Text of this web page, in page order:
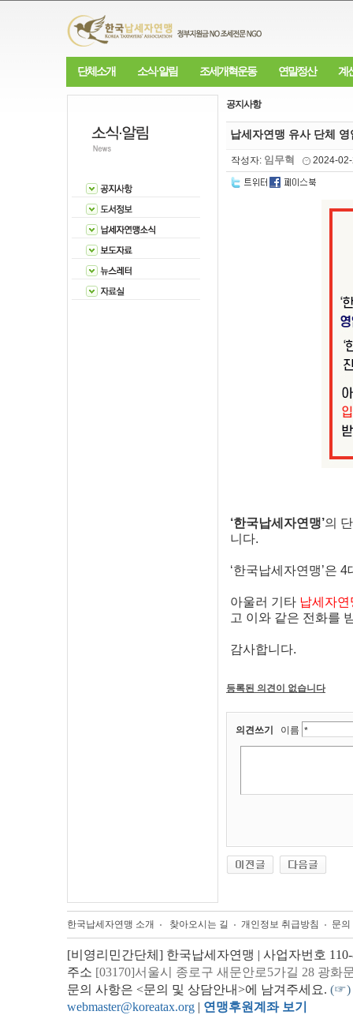
단체소개 소식·알림 조세개혁운동 연말정산 계
공지사항
납세자연맹 유사 단체
작성자: 임무혁 2024-
‘한국납세자연맹’의
니다.
‘한국납세자연맹’은
아울러 기타 납세자
고 이와 같은 전화를
감사합니다.
등록된 의견이 없습니다
의견쓰기 이름
한국납세자연맹 소개 찾아오시는 길 개인정보 취급방침 문
[비영리민간단체] 한국납세자연맹 | 사업자번호
주소 [03170]서울시 종로구 새문안로5가길 28 광화
문의 사항은 <문의 및 상담안내>에 남겨주세요. (☞)
webmaster@koreatax.org | 연맹후원계좌 보기